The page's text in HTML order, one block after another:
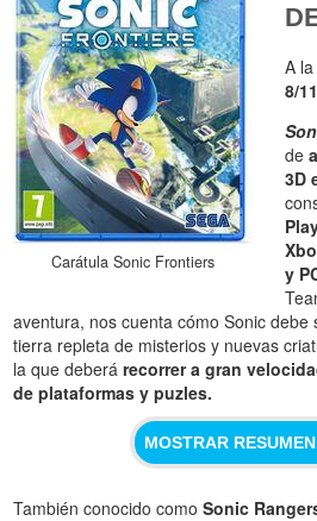
Carátula Sonic Frontiers
A
8/
de
3D
y
aventura, nos cuenta cómo Sonic debe
tierra repleta de misterios y nuevas
la que deberárecorrer a gran
de plataformas y puzles.
MOSTRAR
También conocido comoSonic